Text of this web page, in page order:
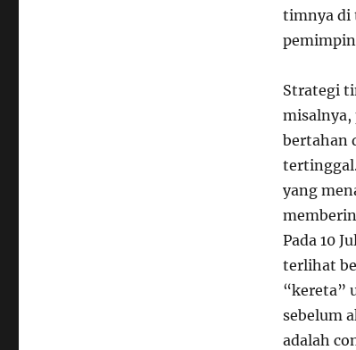
timnya di
Strategi
misalnya,
bertahan
yang
Pada 10
terlihat
“kereta”
sebelum
adalah